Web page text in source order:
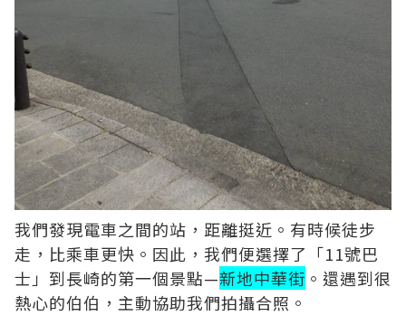
我們發現電車之間的站，距離挺近。有時候徒步
走，比乘車更快。因此，我們便選擇了「11號巴
士」到長崎的第一個景點—新地中華街 。還遇到很
熱心的伯伯，主動協助我們拍攝合照。